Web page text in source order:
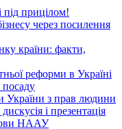
прицілом!
через посилення
країни: факти,
реформи в Україні
України з прав людини
і презентація
НААУ